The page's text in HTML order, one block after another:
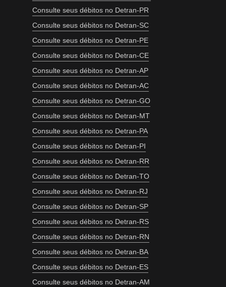
Consulte seus débitos no Detran-PR
Consulte seus débitos no Detran-SC
Consulte seus débitos no Detran-PE
Consulte seus débitos no Detran-CE
Consulte seus débitos no Detran-AP
Consulte seus débitos no Detran-AC
Consulte seus débitos no Detran-GO
Consulte seus débitos no Detran-MT
Consulte seus débitos no Detran-PA
Consulte seus débitos no Detran-PI
Consulte seus débitos no Detran-RR
Consulte seus débitos no Detran-TO
Consulte seus débitos no Detran-RJ
Consulte seus débitos no Detran-SP
Consulte seus débitos no Detran-RS
Consulte seus débitos no Detran-RN
Consulte seus débitos no Detran-BA
Consulte seus débitos no Detran-ES
Consulte seus débitos no Detran-AM